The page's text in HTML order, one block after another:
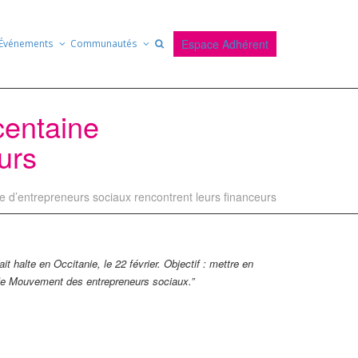
Événements Communautés Espace Adhérent
d’entrepreneurs sociaux rencontrent leurs financeurs
halte en Occitanie, le 22 février. Objectif : mettre en
Mouvement des entrepreneurs sociaux.”